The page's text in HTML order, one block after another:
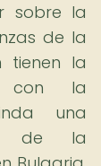
sobre la
de la
tienen la
con la
una
de la